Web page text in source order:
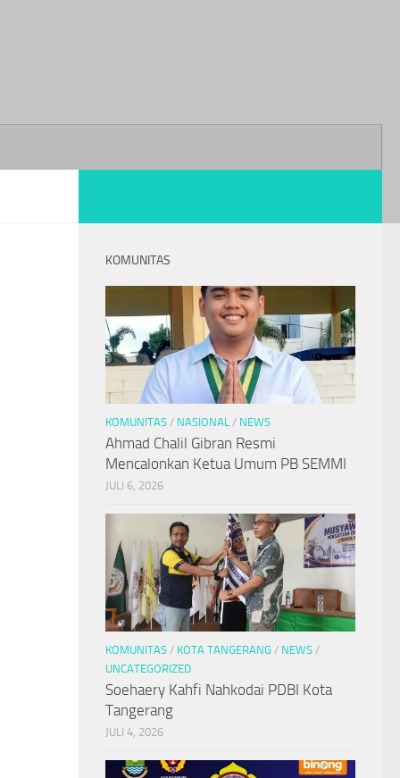
KOMUNITAS
KOMUNITAS / NASIONAL / NEWS
Ahmad Chalil Gibran Resmi
Mencalonkan Ketua Umum PB SEMMI
JULI 6, 2026
KOMUNITAS / KOTA TANGERANG / NEWS /
UNCATEGORIZED
Soehaery Kahfi Nahkodai PDBI Kota
Tangerang
JULI 4, 2026